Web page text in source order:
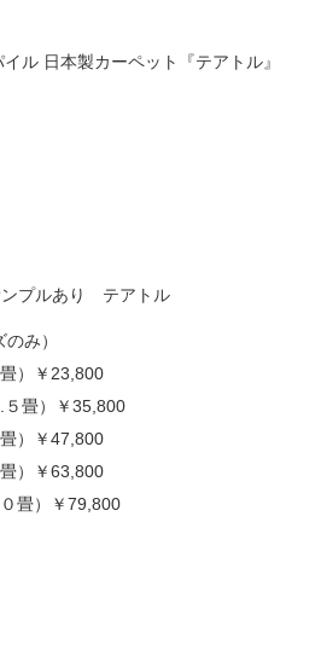
み）
）
￥23,800
畳）
￥35,800
）
￥47,800
）
￥63,800
畳）
￥79,800